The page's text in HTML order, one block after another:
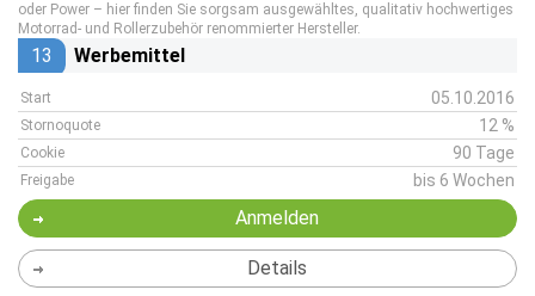
oder Power – hier finden Sie sorgsam ausgewähltes, qualitativ hochwertiges
Motorrad- und Rollerzubehör renommierter Hersteller.
13 Werbemittel
Start 05.10.2016
Stornoquote 12 %
Cookie 90 Tage
Freigabe bis 6 Wochen
Anmelden
Details